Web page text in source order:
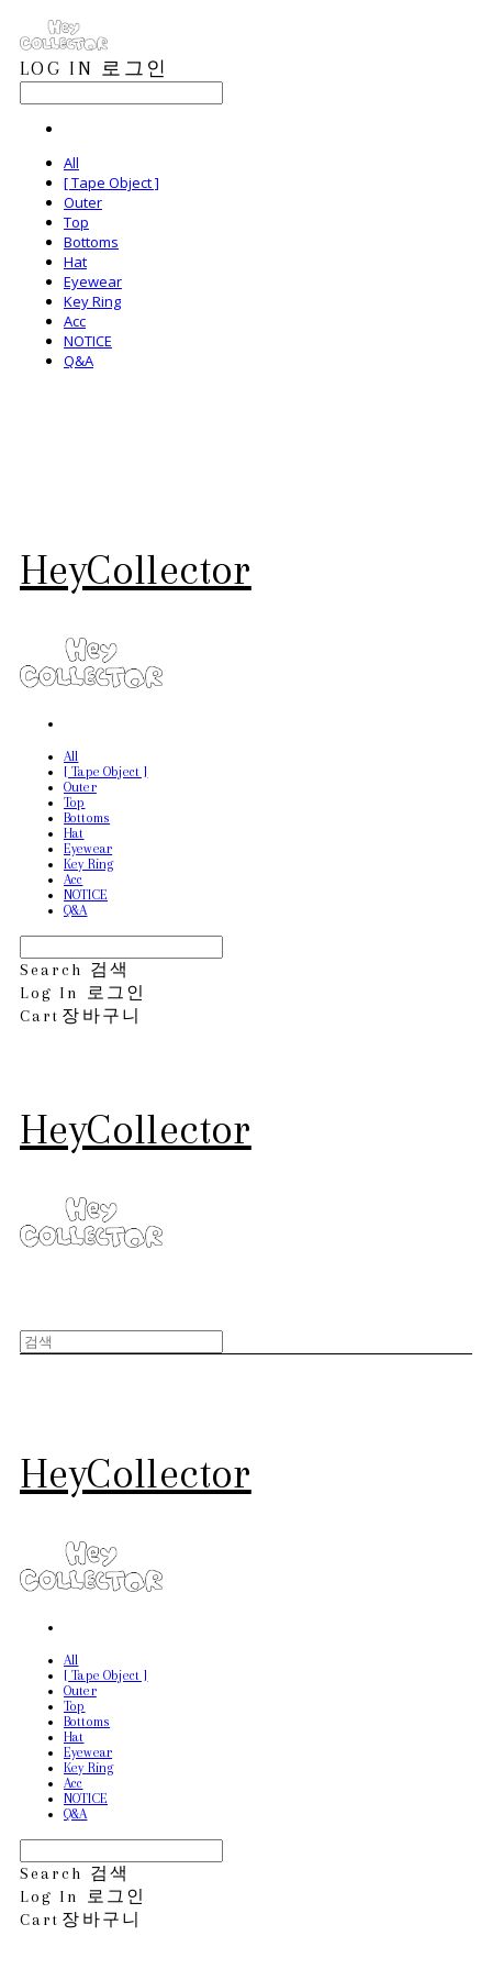
LOG IN 로그인
All
[ Tape Object ]
Outer
Top
Bottoms
Hat
Eyewear
Key Ring
Acc
NOTICE
Q&A
HeyCollector
All
[ Tape Object ]
Outer
Top
Bottoms
Hat
Eyewear
Key Ring
Acc
NOTICE
Q&A
Search 검색
Log In
로그인
Cart 장바구니
HeyCollector
HeyCollector
All
[ Tape Object ]
Outer
Top
Bottoms
Hat
Eyewear
Key Ring
Acc
NOTICE
Q&A
Search 검색
Log In
로그인
Cart 장바구니